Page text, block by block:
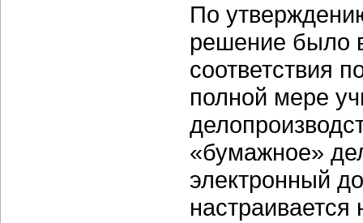
По
решение было
соответствия
полной мере
«бумажное»
электронный